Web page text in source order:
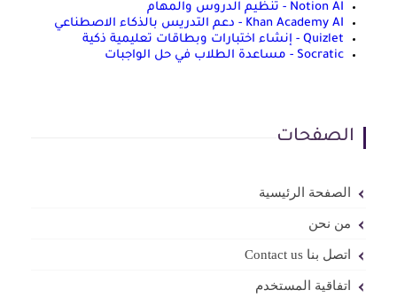
Notion AI - تنظيم الدروس والمهام
Khan Academy AI - دعم التدريس بالذكاء الاصطناعي
Quizlet - إنشاء اختبارات وبطاقات تعليمية ذكية
Socratic - مساعدة الطلاب في حل الواجبات
الصفحات
الصفحة الرئيسية
من نحن
اتصل بنا Contact us
اتفاقية المستخدم